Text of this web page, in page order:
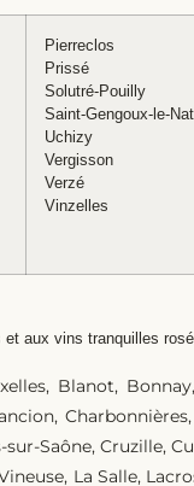
Pierreclos
Prissé
Solutré-Pouilly
Saint-Gengoux-le-
Uchizy
Vergisson
Verzé
Vinzelles
et aux vins tranquilles
Blanot,
Saône, Cruzille,
La Salle,